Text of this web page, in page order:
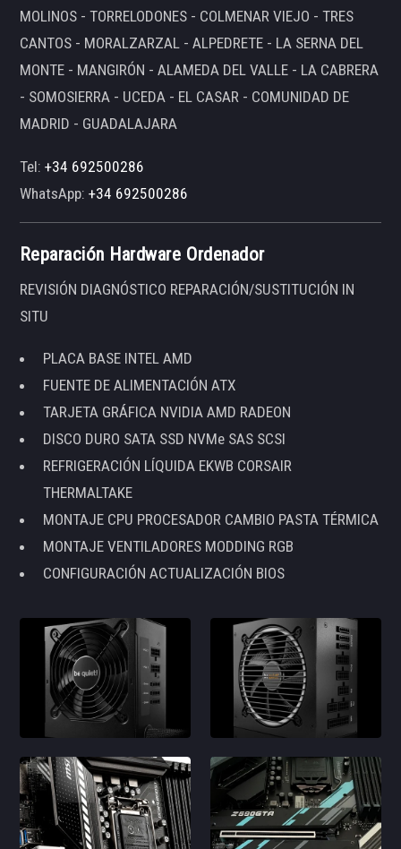
MOLINOS - TORRELODONES - COLMENAR VIEJO - TRES
CANTOS - MORALZARZAL - ALPEDRETE - LA SERNA DEL
MONTE - MANGIRÓN - ALAMEDA DEL VALLE - LA CABRERA
- SOMOSIERRA - UCEDA - EL CASAR - COMUNIDAD DE
MADRID - GUADALAJARA
Tel:+34 692500286
WhatsApp:+34 692500286
Reparación Hardware Ordenador
REVISIÓN DIAGNÓSTICO REPARACIÓN/SUSTITUCIÓN IN
SITU
PLACA BASE INTEL AMD
FUENTE DE ALIMENTACIÓN ATX
TARJETA GRÁFICA NVIDIA AMD RADEON
DISCO DURO SATA SSD NVMe SAS SCSI
REFRIGERACIÓN LÍQUIDA EKWB CORSAIR
THERMALTAKE
MONTAJE CPU PROCESADOR CAMBIO PASTA TÉRMICA
MONTAJE VENTILADORES MODDING RGB
CONFIGURACIÓN ACTUALIZACIÓN BIOS